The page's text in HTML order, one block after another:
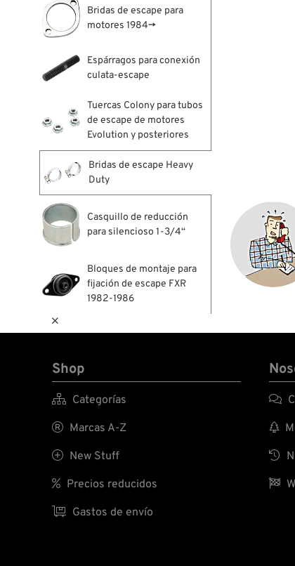
Bridas de escape para
motores 1984→
Espárragos para conexión
culata-escape
Tuercas Colony para tubos
de escape de motores
Evolution y posteriores
Bridas de escape Heavy
Duty
Casquillo de reducción
para silencioso 1-3/4“
Bloques de montaje para
fijación de escape FXR
1982-1986

Shop
 Categorías
 Marcas A-Z
 New Stuff
 Precios reducidos
 Gastos de envío



